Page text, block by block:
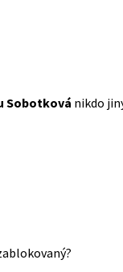
Sobotková nikdo